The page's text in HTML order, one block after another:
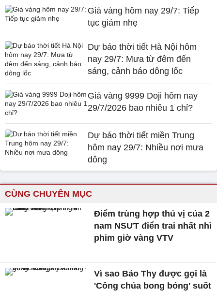
Giá vàng hôm nay 29/7: Tiếp
tục giảm nhẹ
Dự báo thời tiết Hà Nội hôm
nay 29/7: Mưa từ đêm đến
sáng, cảnh báo dông lốc
Giá vàng 9999 Doji hôm nay
29/7/2026 bao nhiêu 1 chỉ?
Dự báo thời tiết miền Trung
hôm nay 29/7: Nhiều nơi mưa
dông
CÙNG CHUYÊN MỤC
Điểm trùng hợp thú vị của 2
nam NSƯT điển trai nhất nhì
phim giờ vàng VTV
Vì sao Bảo Thy được gọi là
'Công chúa bong bóng' suốt